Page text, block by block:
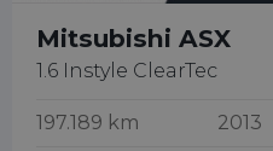
Mitsubishi ASX
1.6 Instyle ClearTec
197.189 km 2013